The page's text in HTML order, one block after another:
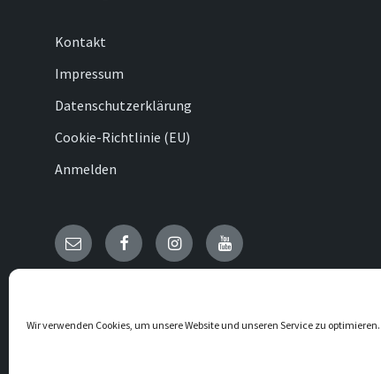
Wir verwenden Cookies, um unsere Website und unseren Service zu optimieren.
Kontakt
Impressum
Datenschutzerklärung
Cookie-Richtlinie (EU)
Anmelden
E- FacebookInstagramYouTube